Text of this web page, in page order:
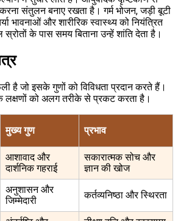
संतुलन बनाए रखता है। गर्म भोजन, जड़ी बूटी
भावनाओं और शारीरिक स्वास्थ्य को नियंत्रित
के पास समय बिताना उन्हें शांति देता है।
है जो इसके गुणों को विविधता प्रदान करते हैं।
लक्षणों को अलग तरीके से प्रकट करता है।
मुख्य गुण प्रभाव
आशावाद और
दार्शनिक गहराई
सकारात्मक सोच और
ज्ञान की खोज
अनुशासन और
जिम्मेदारी
कर्तव्यनिष्ठा और स्थिरता